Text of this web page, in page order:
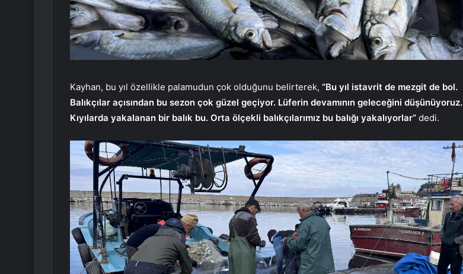
Kayhan, bu yıl özellikle palamudun çok olduğunu belirterek, “Bu yıl istavrit de mezgit de bol.
Balıkçılar açısından bu sezon çok güzel geçiyor. Lüferin devamının geleceğini düşünüyoruz.
Kıyılarda yakalanan bir balık bu. Orta ölçekli balıkçılarımız bu balığı yakalıyorlar” dedi.